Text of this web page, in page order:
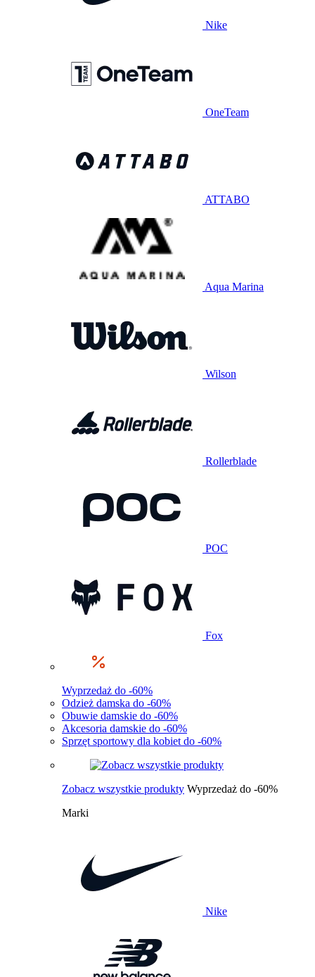
Nike
OneTeam
ATTABO
Aqua Marina
Wilson
Rollerblade
POC
Fox
Wyprzedaż do -60%
Odzież damska do -60%
Obuwie damskie do -60%
Akcesoria damskie do -60%
Sprzęt sportowy dla kobiet do -60%
Zobacz wszystkie produkty Wyprzedaż do -60%
Marki
Nike